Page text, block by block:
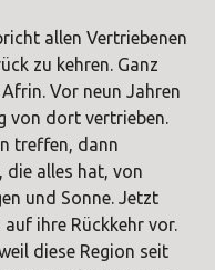
allen Vertriebenen
zu kehren. Ganz
Vor neun Jahren
von dort vertrieben.
treffen, dann
die alles hat, von
und Sonne. Jetzt
ihre Rückkehr vor.
diese Region seit